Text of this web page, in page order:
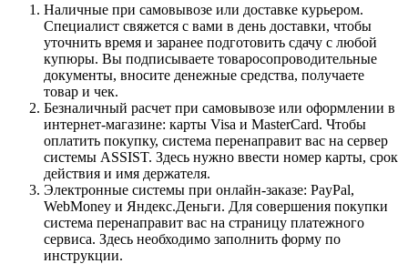
Наличные при самовывозе или доставке курьером.
Специалист свяжется с вами в день доставки, чтобы
уточнить время и заранее подготовить сдачу с любой
купюры. Вы подписываете товаросопроводительные
документы, вносите денежные средства, получаете
товар и чек.
Безналичный расчет при самовывозе или оформлении в
интернет-магазине: карты Visa и MasterCard. Чтобы
оплатить покупку, система перенаправит вас на сервер
системы ASSIST. Здесь нужно ввести номер карты, срок
действия и имя держателя.
Электронные системы при онлайн-заказе: PayPal,
WebMoney и Яндекс.Деньги. Для совершения покупки
система перенаправит вас на страницу платежного
сервиса. Здесь необходимо заполнить форму по
инструкции.